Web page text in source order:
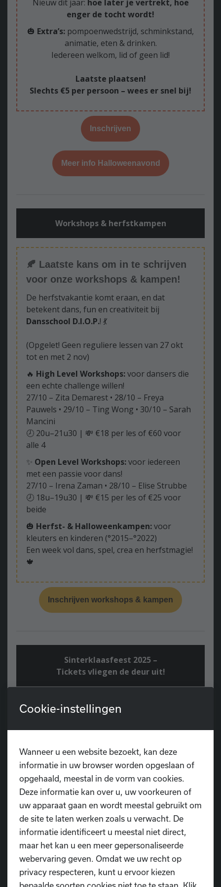
Nieuw dit jaar: hoe later je vertrekt, hoe
enger de tocht wordt!
🎃 Extra’s: pompoenwedstrijd, schminkstand,
animatie, eten & drinken.
Iedereen welkom, lid of geen lid!
Laatste plaatsen!
Slechts €5 per persoon – wees er snel bij!
Inschrijven
Meer info Halloweenavond
Workshops & herfstkampen
🍂 Laatste kans om in te schrijven
voor onze workshops & kampen!
De herfstvakantie komt eraan, en dat
betekent dans, fun en creativiteit bij
Dansschool D.I.O.P.! 💃
(Opgelet! Geen reguliere lessen van 27 okt
tot en met 2 nov)
🔥 High Level Workshops:voor dansers die
een echte challenge willen!
27/10 – Zita Demarest • 28/10 – Freya
Pauwels • 29/10 – Ting Wong • 30/10 – Sarah
Mancini
🕗 20u–21u30 | 💸 €18 per les of €60 voor
alle 4
✨ Open Level Workshops:voor iedereen
met een passie voor dans!
27/10 – Irena Zaman • 28/10 – Elise Strubbe
🕗 18u–19u30 | 💸 €15 per les of €25 voor
beide
🎃 Herfst- & Halloweenkampen:voor
kleuters en kinderen (°2015–°2022)
Een week vol dans, spel, crea en herfstmagie!
🍁
Inschrijven workshops & kampen
Sinterklaasfeest 2025 –
Tickets vliegen de deur uit!
Opzaterdag 6 december
Sintlangs bijDansschool D.I.O.P.voor een
jongste dansers brengen die namiddag een
optreden voor Sinterklaas en zijn roetpieten
in De Meermin, Waasmunster.
🎟️ De ticketverkoop is al gestartenmeer
dan 50% van de plaatsen zijn verkocht!
Wil je zeker zijn van je plaats?
Wacht dan niet langer en bestel vandaag
nog je tickets.
Cookie-instellingen
Wanneer u een website bezoekt, kan deze
informatie in uw browser worden opgeslaan of
opgehaald, meestal in de vorm van cookies.
Deze informatie kan over u, uw voorkeuren of
uw apparaat gaan en wordt meestal gebruikt om
de site te laten werken zoals u verwacht. De
informatie identificeert u meestal niet direct,
maar het kan u een meer gepersonaliseerde
webervaring geven. Omdat we uw recht op
privacy respecteren, kunt u ervoor kiezen